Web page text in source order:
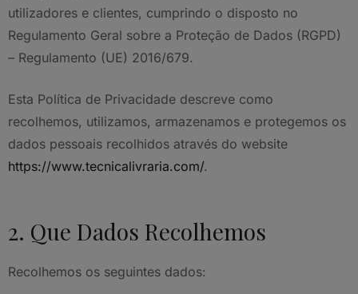
utilizadores e clientes, cumprindo o disposto no
Regulamento Geral sobre a Proteção de Dados (RGPD)
– Regulamento (UE) 2016/679.
Esta Política de Privacidade descreve como
recolhemos, utilizamos, armazenamos e protegemos os
dados pessoais recolhidos através do website
https://www.tecnicalivraria.com/.
2. Que Dados Recolhemos
Recolhemos os seguintes dados: